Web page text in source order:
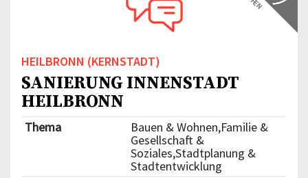
HEILBRONN (KERNSTADT)
SANIERUNG INNENSTADT
HEILBRONN
Thema
Bauen & Wohnen,Familie &
Gesellschaft &
Soziales,Stadtplanung &
Stadtentwicklung